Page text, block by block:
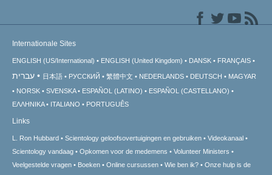
Internationale Sites
ENGLISH (US/International) ENGLISH (United Kingdom) DANSK FRANÇAIS
עברית 日本語 РУССКИЙ 繁體中文 NEDERLANDS DEUTSCH
MAGYAR
NORSK
SVENSKA ESPAÑOL (LATINO)
ESPAÑOL (CASTELLANO)
ΕΛΛΗΝΙΚA
ITALIANO PORTUGUÊS
Links
L. Ron Hubbard Scientology geloofsovertuigingen en gebruiken
Videokanaal
Scientology vandaag
Opkomen voor de medemens
Volunteer Ministers
Veelgestelde vragen
Boeken Online cursussen Wie ben ik?
Onze hulp is de